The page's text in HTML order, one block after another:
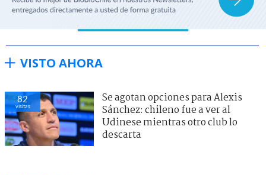
VISTO AHORA
82
visitas
Se agotan opciones para Alexis
Sánchez: chileno fue a ver al
Udinese mientras otro club lo
descarta